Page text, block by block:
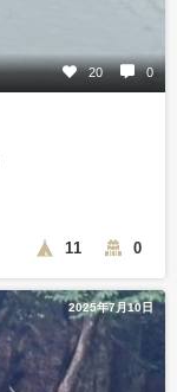
20 0
11 0
2025年7月10日